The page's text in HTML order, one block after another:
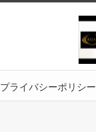
プライバシーポリシー